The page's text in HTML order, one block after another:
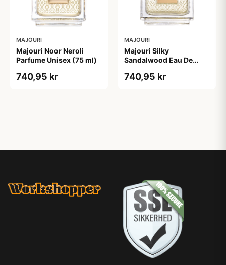
MAJOURI
Majouri Noor Neroli
Parfume Unisex (75 ml)
740,95 kr
MAJOURI
Majouri Silky
Sandalwood Eau De
740,95 kr